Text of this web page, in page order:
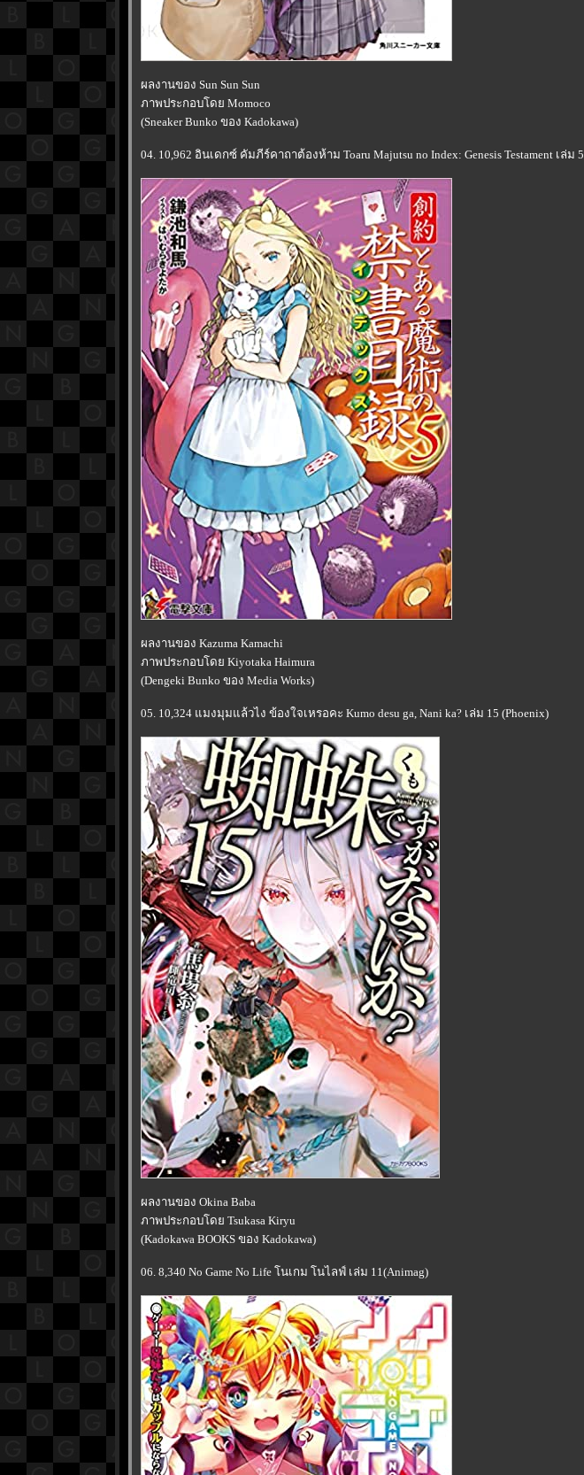
ผลงานของ Sun Sun Sun
ภาพประกอบโดย Momoco
(Sneaker Bunko ของ Kadokawa)
04. 10,962 อินเดกซ์ คัมภีร์คาถาต้องห้าม Toaru Majutsu no Index: Genesis Testament เล่ม 5
ผลงานของ Kazuma Kamachi
ภาพประกอบโดย Kiyotaka Haimura
(Dengeki Bunko ของ Media Works)
05. 10,324 แมงมุมแล้วไง ข้องใจเหรอคะ Kumo desu ga, Nani ka? เล่ม 15 (Phoenix)
ผลงานของ Okina Baba
ภาพประกอบโดย Tsukasa Kiryu
(Kadokawa BOOKS ของ Kadokawa)
06. 8,340 No Game No Life โนเกม โนไลฟ์ เล่ม 11(Animag)